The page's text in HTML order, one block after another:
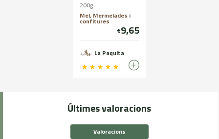
troba a la natura.
200g
Mel, Mermelades i
confitures
€9,65
La Paquita
Últimes valoracions
Valoracions